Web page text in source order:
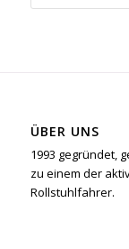
ÜBER UNS
1993 gegründet,
zu einem der
Rollstuhlfahrer.